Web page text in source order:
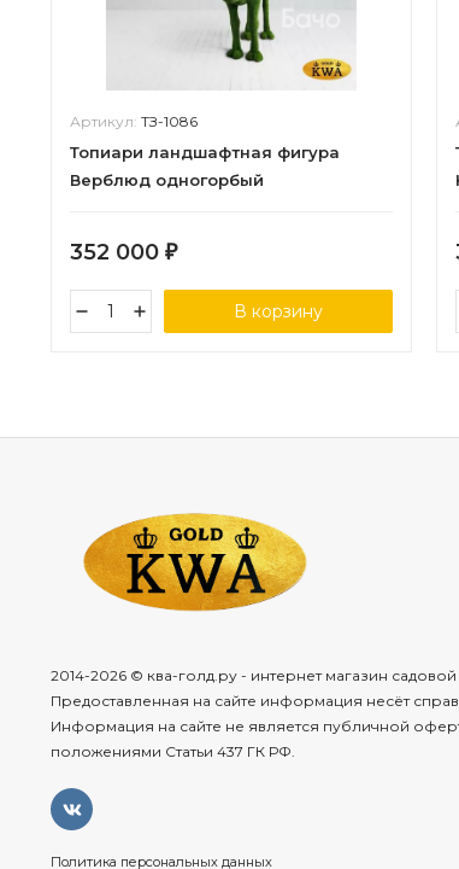
Артикул: ТЗ-1086
Топиари ландшафтная фигура
Верблюд одногорбый
352 000 ₽
В корзину
2014-2026 © ква-голд.ру - интернет магазин
Предоставленная на сайте информация несёт
Информация на сайте не является публичной
положениями Статьи 437 ГК РФ.
Политика персональных данных